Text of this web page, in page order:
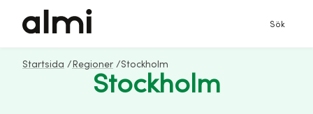
Sök
Startsida / Regioner /Stockholm
Stockholm